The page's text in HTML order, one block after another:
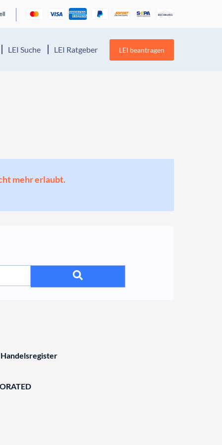
LEI Suche LEI Ratgeber LEI beantragen
mehr erlaubt.